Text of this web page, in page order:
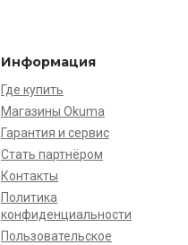
Информация
Где купить
Магазины Okuma
Гарантия и сервис
Стать партнёром
Контакты
Политика
конфиденциальности
Пользовательское